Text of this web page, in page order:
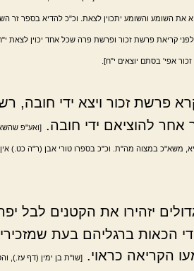
את השומע והשומע יתכוין לצאת. וכ"כ להדיא בספר זר
קריאת פרשת זכור ופרשת פרה שכל אחד יכוין לצאת
אפי' בסתם יוצאים י"ח].
פרשת זכור ויצא ידי חובה,
אחר להוציאם ידי חובה. [ואע"פ
משא"כ במצוה מה"ת. וכ"כ בספרו טורי אבן (ר"ה כט.) אין
יזהירו את הקטנים לבל
הכאות ברגליהם בעת
הקריאה כראוי.
[שו"ת בן ימין (דף עז.),